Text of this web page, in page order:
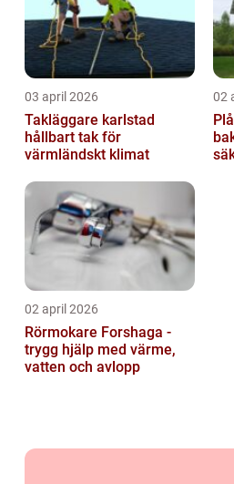
03 april 2026
Takläggare karlstad
hållbart tak för
värmländskt klimat
02
02 april 2026
Rörmokare Forshaga -
trygg hjälp med värme,
vatten och avlopp